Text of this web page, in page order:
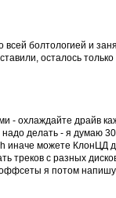
всей болтологией и
осталось только
- охлаждайте драйв
делать - я думаю
иначе можете
треков с разных
оффсеты я потом